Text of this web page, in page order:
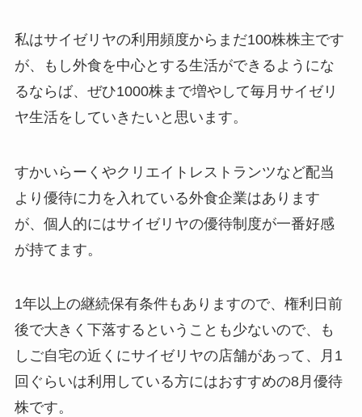
私はサイゼリヤの利用頻度からまだ100株株主です
が、もし外食を中心とする生活ができるようにな
るならば、ぜひ1000株まで増やして毎月サイゼリ
ヤ生活をしていきたいと思います。
すかいらーくやクリエイトレストランツなど配当
より優待に力を入れている外食企業はあります
が、個人的にはサイゼリヤの優待制度が一番好感
が持てます。
1年以上の継続保有条件もありますので、権利日前
後で大きく下落するということも少ないので、も
しご自宅の近くにサイゼリヤの店舗があって、月1
回ぐらいは利用している方にはおすすめの8月優待
株です。